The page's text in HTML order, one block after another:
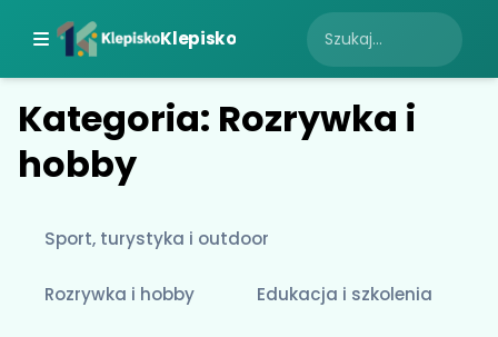
Klepisko
Kategoria: Rozrywka i
hobby
Sport, turystyka i outdoor
Rozrywka i hobby Edukacja i szkolenia